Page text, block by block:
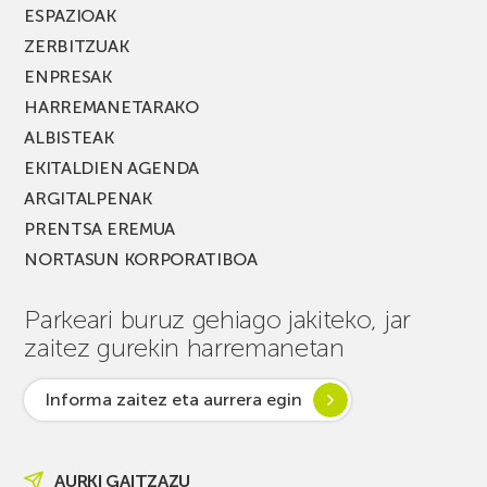
ESPAZIOAK
ZERBITZUAK
ENPRESAK
HARREMANETARAKO
ALBISTEAK
EKITALDIEN AGENDA
ARGITALPENAK
PRENTSA EREMUA
NORTASUN KORPORATIBOA
Parkeari buruz gehiago jakiteko, jar
zaitez gurekin harremanetan
Informa zaitez eta aurrera egin
AURKI GAITZAZU